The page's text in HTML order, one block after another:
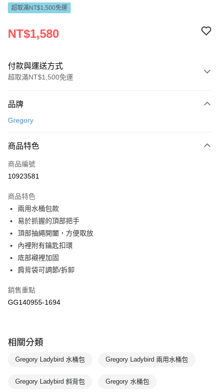
超取滿NT$1,500免運
NT$1,580
付款與運送方式
超取滿NT$1,500免運
信用卡一次付款
Apple Pay
悠遊付
7-11取貨(快速到店)
每筆NT$100，滿NT$1,500(含以上)免運費
宅配-本島
每筆NT$100，滿NT$1,500(含以上)免運費
品牌
Gregory
商品特色
商品編號
10923581
商品特色
兩用水桶包款
易於抓握的頂部把手
頂部抽繩開闔，方便取放
內裡附有鑰匙扣環
底部襯裡加固
肩背袋可調節/拆卸
銷售重點
GG140955-1694
相關分類
Gregory Ladybird 水桶包 Gregory Ladybird 兩用水桶包
Gregory Ladybird 斜背包 Gregory 水桶包